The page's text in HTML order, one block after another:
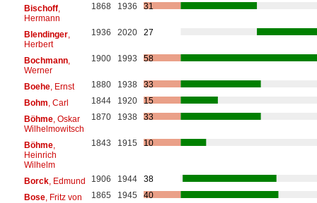
Bischoff,
Hermann
1868 1936 31
Blendinger,
Herbert
1936 2020 27
Bochmann,
Werner
1900 1993 58
Boehe, Ernst 1880 1938
33
Bohm , Carl 1844 1920
15
Böhme, Oskar
Wilhelmowitsch
1870 1938 33
Böhme,
Heinrich
Wilhelm
1843 1915 10
Borck, Edmund 1906 1944
38
Bose, Fritz von 1865 1945
40